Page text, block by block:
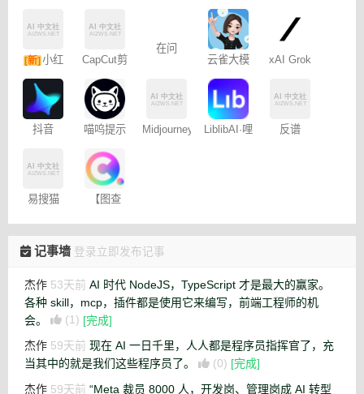
[新] 小红
书图文笔
记
映专业版
云雀大模
xAI Grok
抖音
– 免费
喵呜提示
Midjourney
LiblibAI·哩
【图查
神器
记事墙 登录立即发布记事
杰作 53天前 AI 时代 NodeJS，TypeScript 才是最大的赢家。
各种 skill，mcp，插件都是使用它来编写，前端工程师的机
会。
(1) [完成]
杰作 59天前 现在 AI 一日千里，人人都是程序员指挥官了，充
当其中的就是我们这些程序员了。
(0) [完成]
杰作 59天前 “Meta 裁员 8000 人，开发岗、管理岗成 AI 转型